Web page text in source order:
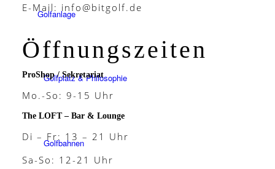
Golfanlage
Golfplatz & Philosophie
Golfbahnen
E-Mail: info@bitgolf.de
Öffnungszeiten
ProShop / Sekretariat
Mo.-So: 9-15 Uhr
The LOFT – Bar & Lounge
Di – Fr: 13 – 21 Uhr
Sa-So: 12-21 Uhr